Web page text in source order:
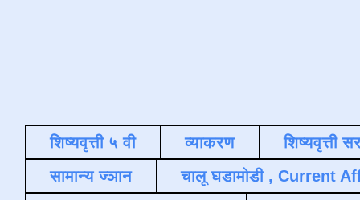
शिष्यवृत्ती ५ वी व्याकरण
शिष्यवृत्ती
सामान्य ज्ञान
चालू घडामोडी , Current